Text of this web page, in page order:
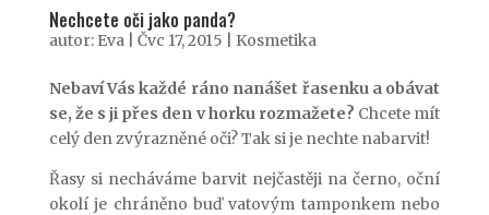
Nechcete oči jako panda?
autor: Eva| Čvc 17, 2015 Kosmetika
Nebaví Vás každé ráno nanášet řasenku a obávat
se, že s ji přes den v horku rozmažete? Chcete mít
celý den zvýrazněné oči? Tak si je nechte nabarvit!
Řasy si necháváme barvit nejčastěji na černo, oční
okolí je chráněno buď vatovým tamponkem nebo